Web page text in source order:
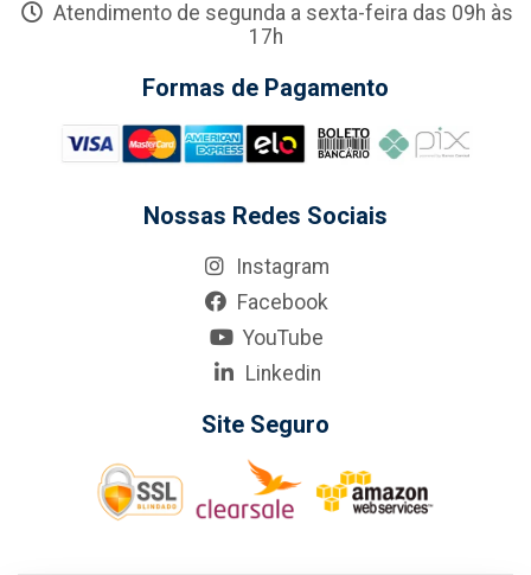
Atendimento de segunda a sexta-feira das 09h às
17h
Formas de Pagamento
Nossas Redes Sociais
Instagram
Facebook
YouTube
Linkedin
Site Seguro